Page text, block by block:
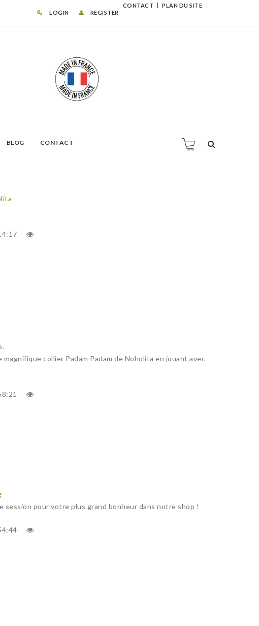
LOGIN REGISTER
CONTACT PLAN DU SITE
BLOG CONTACT
collier Padam Padam de Noholita en jouant avec
session pour votre plus grand bonheur dans notre shop !